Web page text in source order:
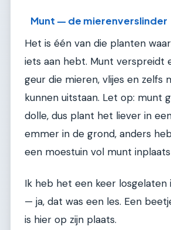
Munt — de mierenverslinder
Het is één van die planten
iets aan hebt. Munt verspreidt
geur die mieren, vlijes en zelfs
kunnen uitstaan. Let op: munt
dolle, dus plant het liever in
emmer in de grond, anders
een moestuin vol munt inplaats
Ik heb het een keer losgelaten
— ja, dat was een les. Een
is hier op zijn plaats.